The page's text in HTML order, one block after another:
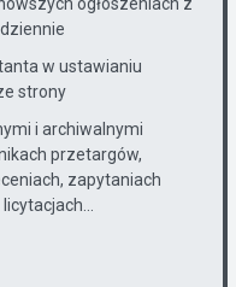
w ustawianiu
strony
i archiwalnymi
przetargów,
zapytaniach